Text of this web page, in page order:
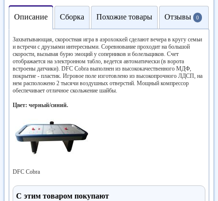
Описание Сборка Похожие товары Отзывы 0
Захватывающая, скоростная игра в аэрохоккей сделают вечера в кругу семьи
и встречи с друзьями интересными. Соревнование проходит на большой
скорости, вызывая бурю эмоций у соперников и болельщиков. Счет
отображается на электронном табло, ведется автоматически (в ворота
встроены датчики). DFC Cobra выполнен из высококачественного МДФ,
покрытие - пластик. Игровое поле изготовлено из высокопрочного ЛДСП, на
нем расположено 2 тысячи воздушных отверстий. Мощный компрессор
обеспечивает отличное скольжение шайбы.
Цвет: черный/синий.
DFC Cobra
С этим товаром покупают